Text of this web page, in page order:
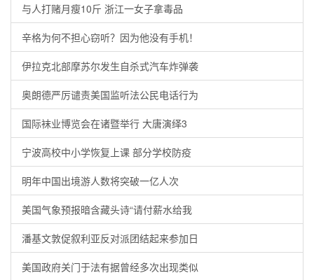
与人打赌月瘦10斤 浙江一女子拿毒品
辛格为何不担心窃听？因为他没有手机！
伊拉克北部摩苏尔发生自杀式汽车炸弹袭
奥朗德严厉谴责美国监听法公民电话行为
国际袜业博览会在诸暨举行 大唐演绎3
宁波高校中小学恢复上课 部分学校防疫
明年中国出境游人数将突破一亿人次
美国气象预报暗含藏头诗“请付薪水给我
潘基文敦促叙利亚反对派团结起来参加日
美国政府关门于法有据曾经多次出现类似